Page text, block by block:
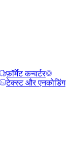
फ़ॉर्मेट कन्वर्टर
टेक्स्ट और एनकोडिंग